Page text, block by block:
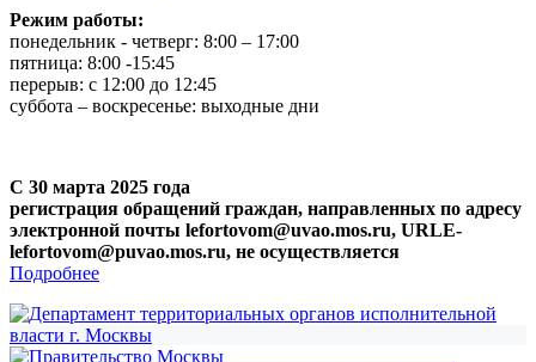
Режим работы:
понедельник - четверг: 8:00 – 17:00
пятница: 8:00 -15:45
перерыв: с 12:00 до 12:45
суббота – воскресенье: выходные дни
С 30 марта 2025 года
регистрация обращений граждан, направленных по адресу
электронной почты lefortovom@uvao.mos.ru, URLE-
lefortovom@puvao.mos.ru, не осуществляется
Подробнее